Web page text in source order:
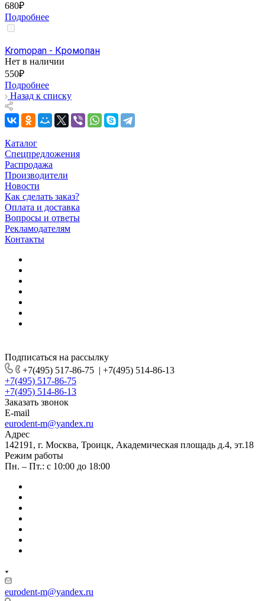
680₽
Подробнее
Kromopan - Кромопан
Нет в наличии
550₽
Подробнее
Назад к списку
Каталог
Спецпредложения
Распродажа
Производители
Новости
Как сделать заказ?
Оплата и доставка
Вопросы и ответы
Рекламодателям
Контакты
Подписаться на рассылку
+7(495) 517-86-75 | +7(495) 514-86-13
+7(495) 517-86-75
+7(495) 514-86-13
Заказать звонок
E-mail
eurodent-m@yandex.ru
Адрес
142191, г. Москва, Троицк, Академическая площадь д.4, эт.18
Режим работы
Пн. – Пт.: с 10:00 до 18:00
eurodent-m@yandex.ru